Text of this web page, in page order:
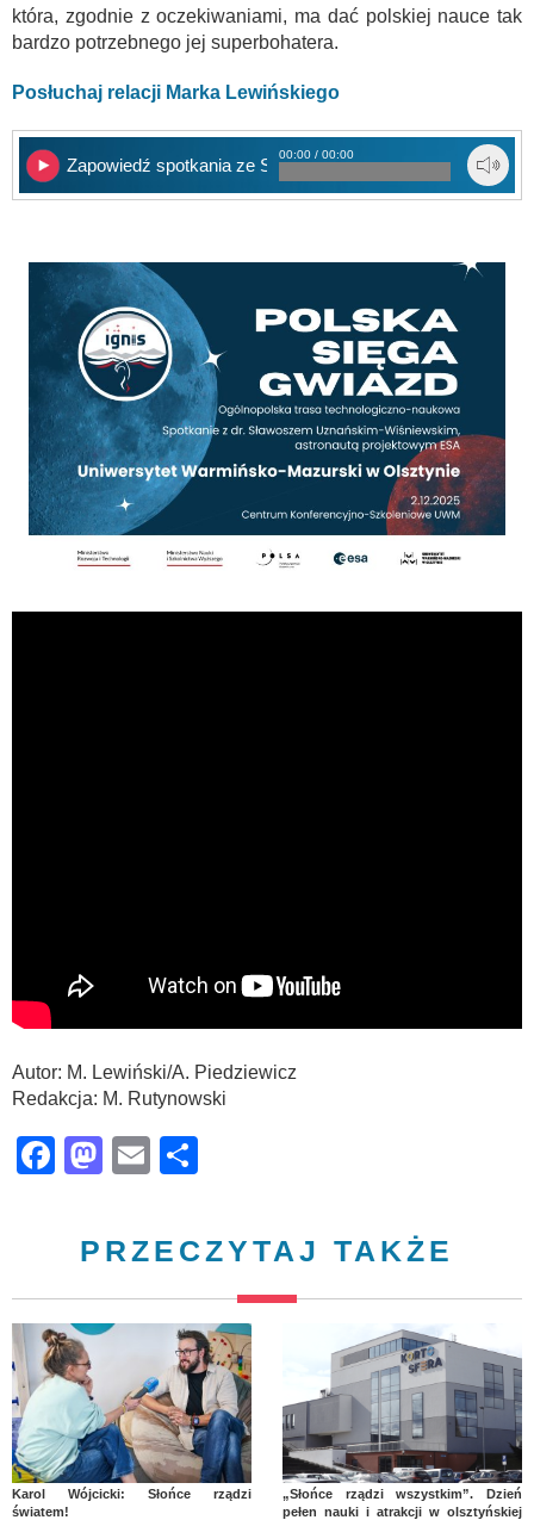
która, zgodnie z oczekiwaniami, ma dać polskiej nauce tak
bardzo potrzebnego jej superbohatera.
Posłuchaj relacji Marka Lewińskiego
Zapowiedź spotkania ze Sławoszem Uznańskim-
00:00 / 00:00
Autor: M. Lewiński/A. Piedziewicz
Redakcja: M. Rutynowski
Facebook
Mastodon
Email
PRZECZYTAJ TAKŻE
Karol Wójcicki: Słońce rządzi
światem!
„Słońce rządzi wszystkim”. Dzień
pełen nauki i atrakcji w olsztyńskiej